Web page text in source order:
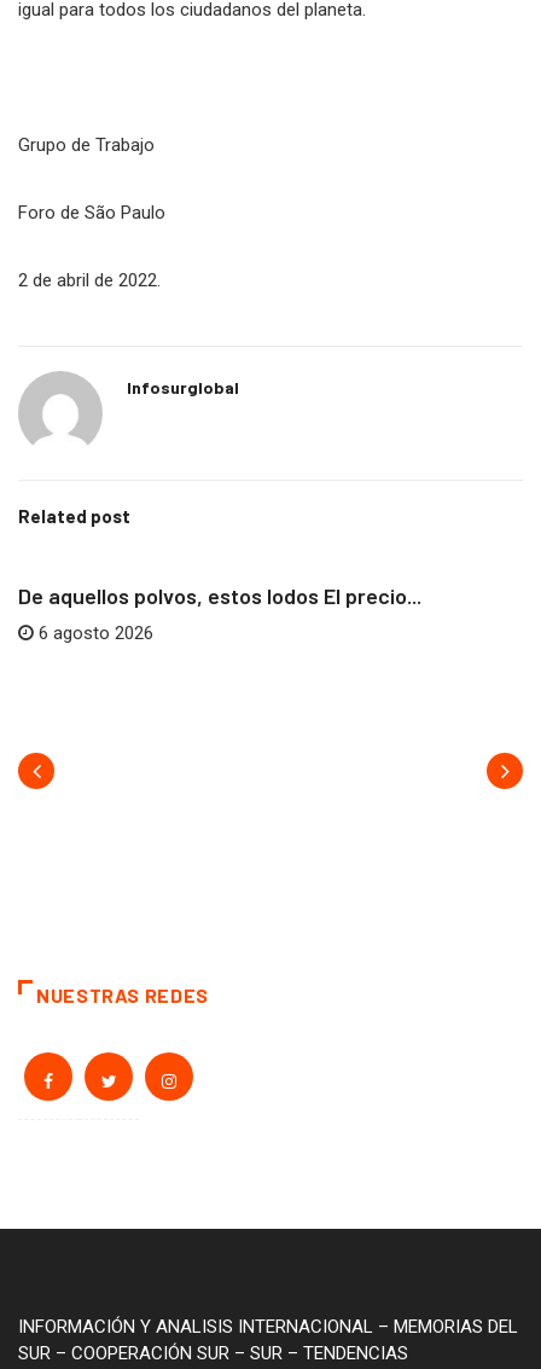
igual para todos los ciudadanos del planeta.
Grupo de Trabajo
Foro de São Paulo
2 de abril de 2022.
Infosurglobal
Related post
De aquellos polvos, estos lodos El precio...
6 agosto 2026
NUESTRAS REDES
INFORMACIÓN Y ANALISIS INTERNACIONAL – MEMORIAS DEL
SUR – COOPERACIÓN SUR – SUR – TENDENCIAS